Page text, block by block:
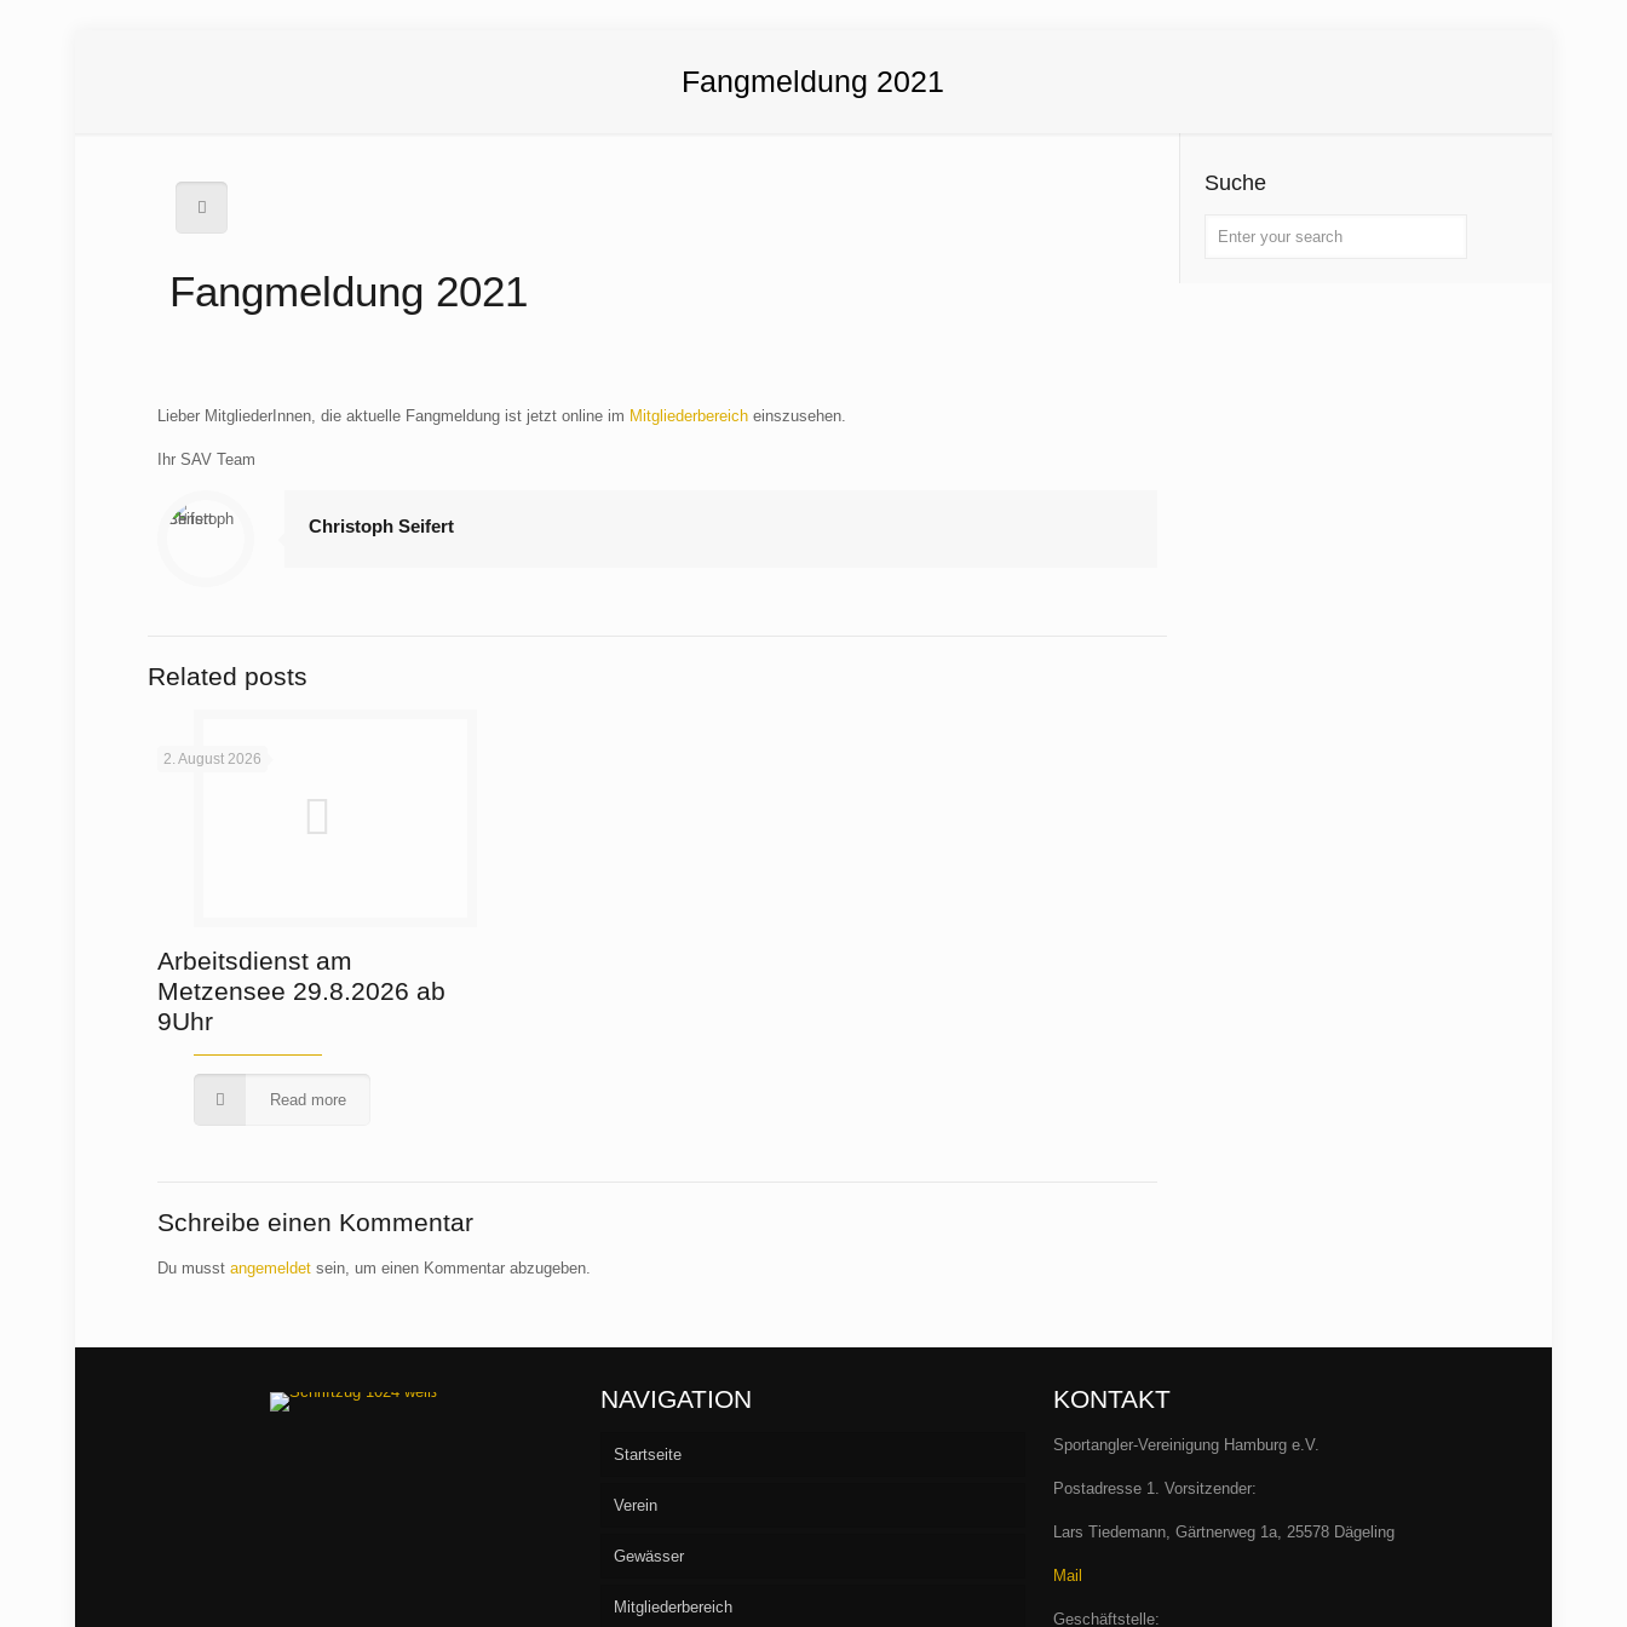
Fangmeldung 2021
Fangmeldung 2021
Lieber MitgliederInnen, die aktuelle Fangmeldung ist jetzt online im Mitgliederbereicheinszusehen.
Ihr SAV Team
Christoph Seifert
Related posts
2. August 2026
Arbeitsdienst am
Metzensee 29.8.2026 ab
9Uhr
Read more
Schreibe einen Kommentar
Du musstangemeldet sein, um einen Kommentar abzugeben.
Suche
NAVIGATION
Startseite
Verein
Vorstand
Aufnahme
Gewässer
Seen
Mitgliederbereich
KONTAKT
Sportangler-Vereinigung Hamburg e.V.
Postadresse 1. Vorsitzender:
Lars Tiedemann, Gärtnerweg 1a, 25578 Dägeling
Mail
Geschäftstelle: